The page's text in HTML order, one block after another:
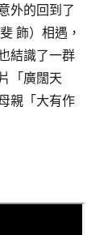
外的回到了
飾）相遇，
結識了一群
「廣闊天
親「大有作